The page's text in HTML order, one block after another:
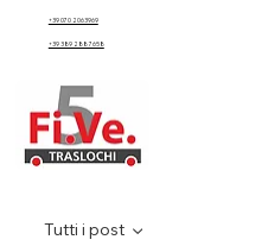
+39 070 2063969
+39 389 288 7658
Tutti i post